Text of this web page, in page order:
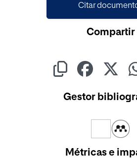
Citar
Compartir
Gestor
Métricas e